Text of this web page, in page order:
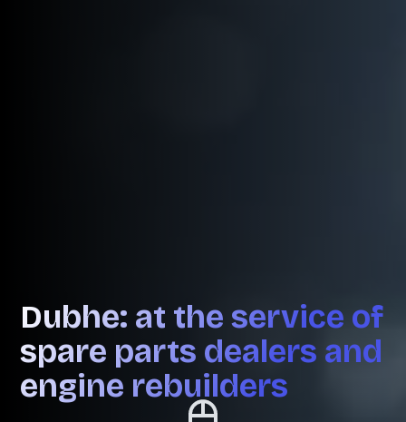
Dubhe: at the service of
spare parts dealers and
engine rebuilders